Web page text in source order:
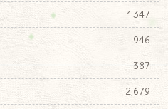
1,347
946
387
2,679